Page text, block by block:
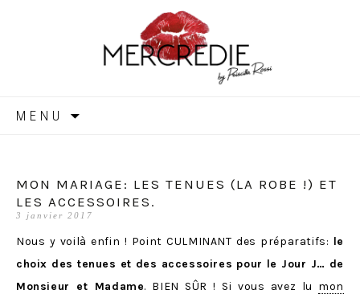
MERCREDIE
MENU
MON MARIAGE: LES TENUES (LA ROBE !) ET
LES ACCESSOIRES.
3 janvier 2017
Nous y voilà enfin ! Point CULMINANT des préparatifs: le
choix des tenues et des accessoires pour le Jour J… de
Monsieur et Madame. BIEN SÛR ! Si vous avez lu mon